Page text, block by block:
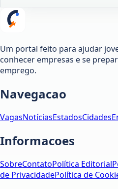
Um portal feito para ajudar
conhecer empresas e se
emprego.
Navegacao
VagasNotíciasEstadosCidades
Informacoes
SobreContatoPolítica Editorial
de PrivacidadePolítica de